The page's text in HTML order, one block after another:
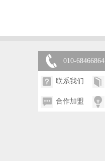
010-68466864
联系我们
合作加盟